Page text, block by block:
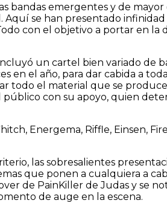
bandas emergentes y de
Aquí se han presentado
con el objetivo a portar en la
un cartel bien variado de
en el año, para dar cabida a
todo el material que se produce
con su apoyo, quien
Energema, Riffle, Einsen,
las sobresalientes
que ponen a cualquiera a
de PainKiller de Judas y se
de auge en la escena.